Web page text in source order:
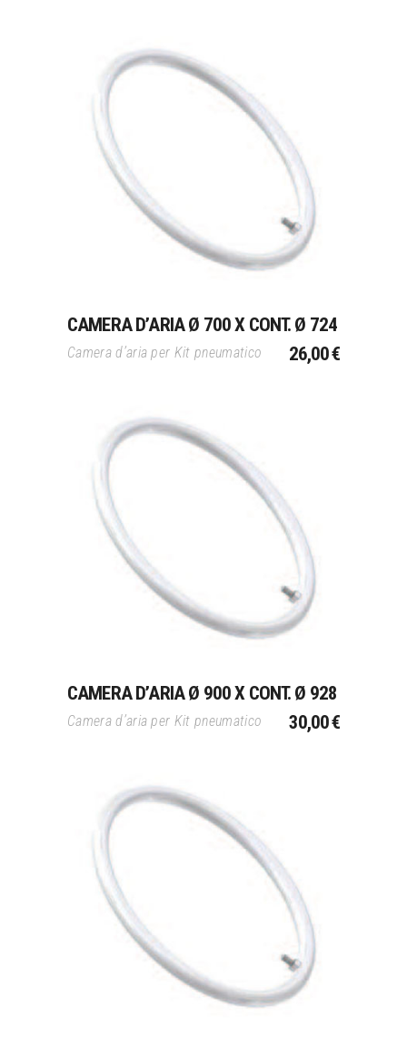
CAMERA D’ARIA Ø 700 X CONT. Ø 724
26,00€
Camera d’aria per Kit pneumatico
CAMERA D’ARIA Ø 900 X CONT. Ø 928
30,00€
Camera d’aria per Kit pneumatico